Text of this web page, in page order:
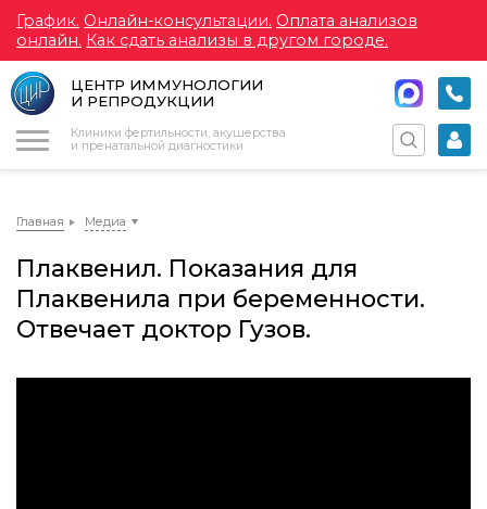
График. Онлайн-консультации. Оплата анализов
онлайн. Как сдать анализы в другом городе.
ЦЕНТР ИММУНОЛОГИИ
И РЕПРОДУКЦИИ
Клиники фертильности, акушерства
и пренатальной диагностики
Главная Медиа
Плаквенил. Показания для
Плаквенила при беременности.
Отвечает доктор Гузов.